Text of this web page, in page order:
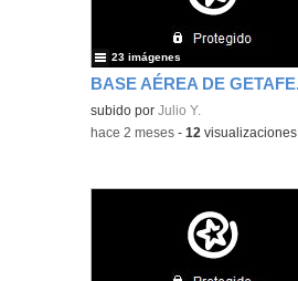
Contenido educativo.
subido porJulio Y.
23 imágenes
-hace 2 meses -12 visualizaciones